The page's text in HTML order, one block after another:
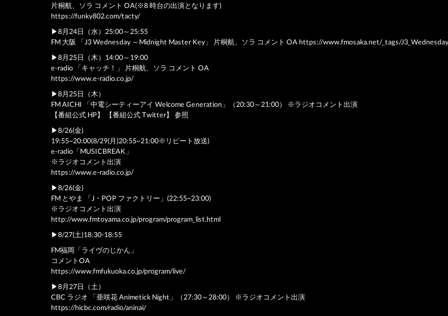
片桐航、ソラ コメント OA(※8 時台の出演となります)
https://funky802.com/tacty/
▶︎8月24日（水）25:00～25:55
FM 大阪 「J3 Wednesday ～Midnight Master Key」 片桐航、ソラ コメント OA https://www.fmosaka.net/_tags/J3_Wednesday
▶︎8月25日（木）14:00～19:00
e-radio 「キャッチ！」 片桐航、ソラ コメント OA
https://www.e-radio.co.jp/
▶︎8月25日（木）
FM AICHI 「中電シーティーアイ Welcome Generation」（20:30～21:00） ※ラジオコメント出演
【番組公式 HP】 【番組公式 Twitter】 参照
▶︎8/26(金)
19:55~20:00(8/29(月)20:55~21:00※リピート放送)
e-radio「MUSICBREAK」
※ラジオコメント出演
https://www.e-radio.co.jp/
▶︎8/26(金)
FM とやま 「J・POP ファクトリー」(22:55~23:00)
※ラジオコメント出演
http://www.fmtoyama.co.jp/program/program_list.html
▶︎8/27(土)18:30-18:55
FM福岡「ライヴのじかん」
コメントOA
https://www.fmfukuoka.co.jp/program/live/
▶︎8月27日（土）
CBC ラジオ 「亜咲花 Animetick Night」（27:30～28:00） ※ラジオコメント出演
https://hicbc.com/radio/aninai/